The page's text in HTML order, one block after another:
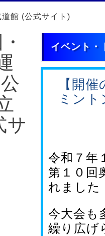
イベント・
【開
ミント
令和７年
第１０回
れました
今大会も
繰り広げ